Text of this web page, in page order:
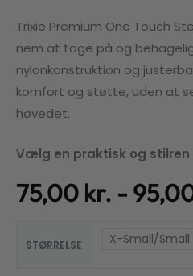
Trixie Premium One Touch
nem at tage på og
nylonkonstruktion og
komfort og støtte, uden at
hovedet.
Vælg en praktisk og stilren
75,00 kr.
STØRRELSE X-Small/Small